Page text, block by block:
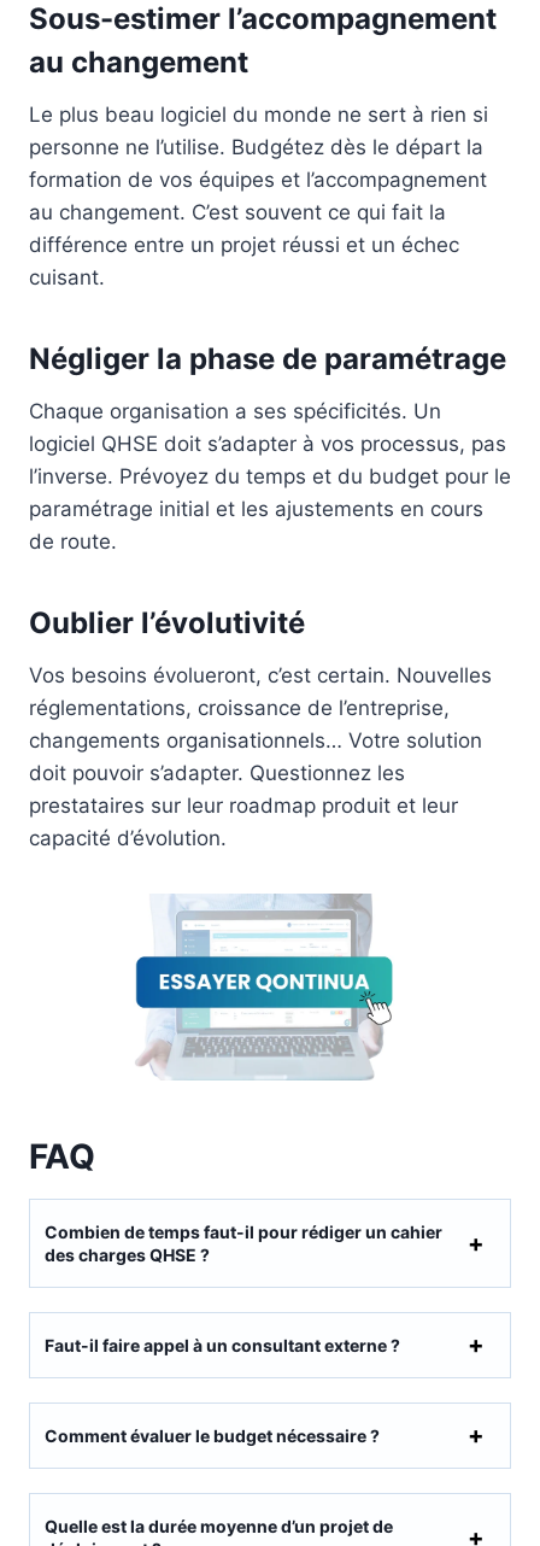
Sous-estimer l’accompagnement
au changement
Le plus beau logiciel du monde ne sert à rien si
personne ne l’utilise. Budgétez dès le départ la
formation de vos équipes et l’accompagnement
au changement. C’est souvent ce qui fait la
différence entre un projet réussi et un échec
cuisant.
Négliger la phase de paramétrage
Chaque organisation a ses spécificités. Un
logiciel QHSE doit s’adapter à vos processus, pas
l’inverse. Prévoyez du temps et du budget pour le
paramétrage initial et les ajustements en cours
de route.
Oublier l’évolutivité
Vos besoins évolueront, c’est certain. Nouvelles
réglementations, croissance de l’entreprise,
changements organisationnels… Votre solution
doit pouvoir s’adapter. Questionnez les
prestataires sur leur roadmap produit et leur
capacité d’évolution.
FAQ
Combien de temps faut-il pour rédiger un cahier
des charges QHSE ?
Faut-il faire appel à un consultant externe ?
Comment évaluer le budget nécessaire ?
Quelle est la durée moyenne d’un projet de